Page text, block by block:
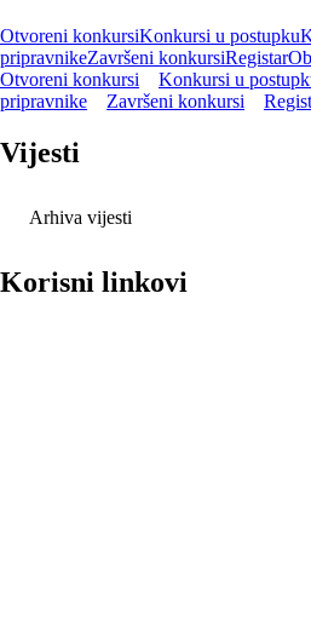
Otvoreni konkursiKonkursi u postupku
pripravnikeZavršeni konkursiRegistar
Otvoreni konkursi
Konkursi u
pripravnike
Završeni konkursi
Vijesti
Arhiva vijesti
Korisni linkovi